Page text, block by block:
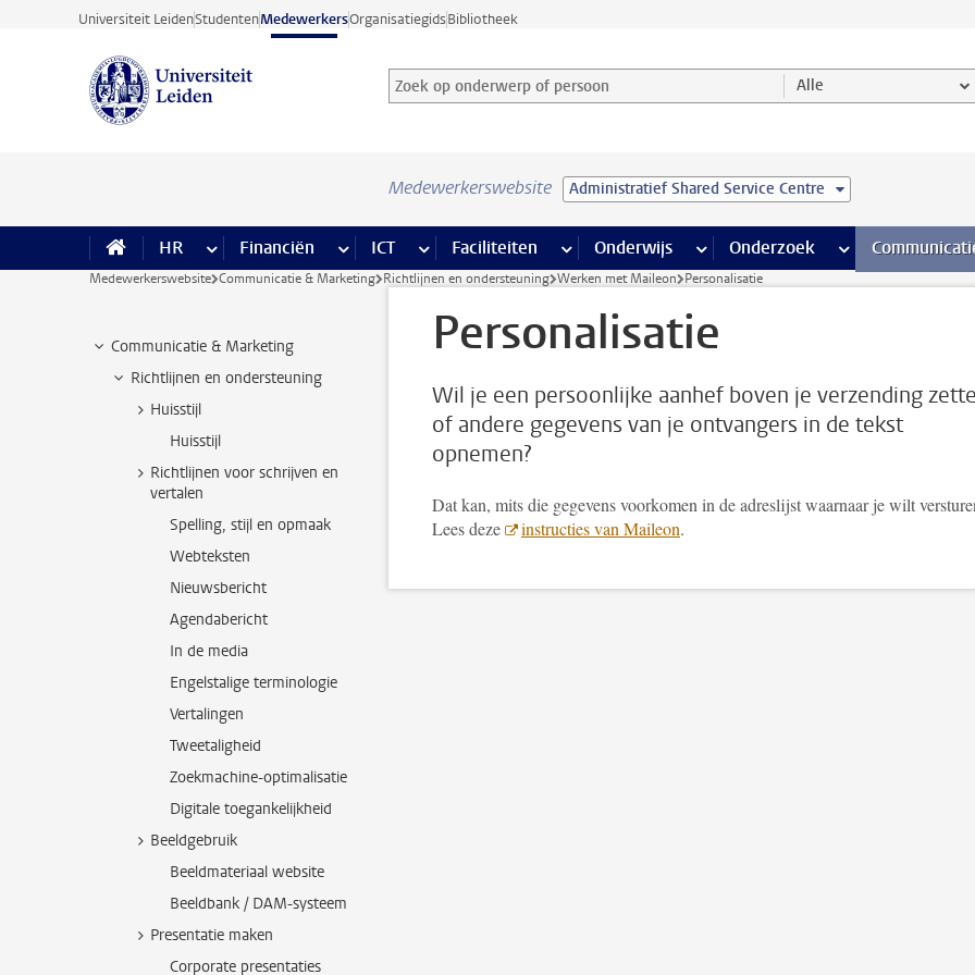
Ga direct naar de inhoud
Universiteit LeidenStudentenMedewerkersOrganisatiegidsBibliotheek
Zoek op onderwerp of persoon en selecteer categorie
Zoekterm Alle
Medewerkerswebsite Administratief Shared Service Centre
HR meer HR pagina’s
Financiën meer Financiën pagina’s
ICT meer ICT pagina’s
Faciliteiten meer Faciliteiten pagina’s
Onderwijs meer Onderwijs pagina’s
Onderzoek meer Onderzoek
Medewerkerswebsite Communicatie & Marketing Richtlijnen en ondersteuning Werken met Maileon Personalisatie
Communicatie & Marketing
Richtlijnen en ondersteuning
Huisstijl
Huisstijl
Richtlijnen voor schrijven en
vertalen
Spelling, stijl en opmaak
Webteksten
Nieuwsbericht
Agendabericht
In de media
Engelstalige terminologie
Vertalingen
Tweetaligheid
Zoekmachine-optimalisatie
Digitale toegankelijkheid
Beeldgebruik
Beeldmateriaal website
Beeldbank / DAM-systeem
Presentatie maken
Corporate presentaties
Personalisatie
Wil je een persoonlijke aanhef boven je verzending
of andere gegevens van je ontvangers in de tekst
opnemen?
Dat kan, mits die gegevens voorkomen in de adreslijst waarnaar je wilt
Lees deze
instructies van Maileon.